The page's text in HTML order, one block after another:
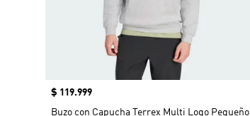
Precio
$ 119.999
Buzo con Capucha Terrex Multi Logo Pequeño